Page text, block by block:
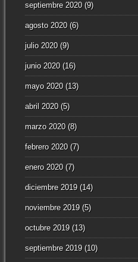
septiembre 2020(9)
agosto 2020(6)
julio 2020(9)
junio 2020(16)
mayo 2020(13)
abril 2020(5)
marzo 2020(8)
febrero 2020(7)
enero 2020(7)
diciembre 2019(14)
noviembre 2019(5)
octubre 2019(13)
septiembre 2019(10)